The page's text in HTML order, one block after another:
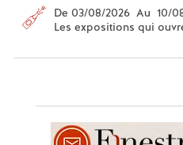
De 03/08/2026 Au 10/
Les expositions qui